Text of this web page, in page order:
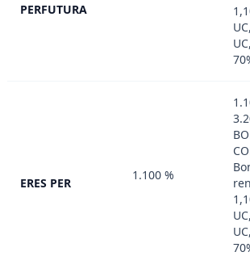
PERFUTURA
ERES PER
1.100 %